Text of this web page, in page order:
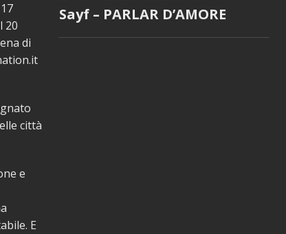
20
di
città
e
E
Sayf – PARLAR D’AMORE